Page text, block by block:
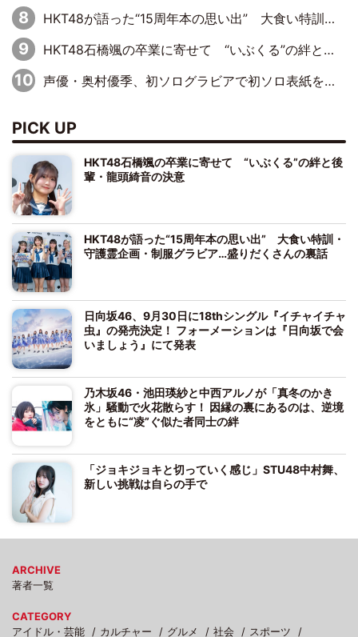
HKT48が語った“15周年本の思い出” 大食い特訓・守護霊企画・制服グラビア…盛りだくさんの裏話
HKT48石橋颯の卒業に寄せて “いぶくる”の絆と後輩・龍頭綺音の決意
声優・奥村優季、初ソログラビアで初ソロ表紙を飾る！ 初めて見せる表情や、声優を志したきっかけなどを語った必読のインタビューを掲載
PICK UP
HKT48石橋颯の卒業に寄せて “いぶくる”の絆と後
輩・龍頭綺音の決意
HKT48が語った“15周年本の思い出” 大食い特訓・
守護霊企画・制服グラビア…盛りだくさんの裏話
日向坂46、9月30日に18thシングル『イチャイチャ
虫』の発売決定！ フォーメーションは『日向坂で会
いましょう』にて発表
乃木坂46・池田瑛紗と中西アルノが「真冬のかき
氷」騒動で火花散らす！ 因縁の裏にあるのは、逆境
をともに“凌”ぐ似た者同士の絆
「ジョキジョキと切っていく感じ」STU48中村舞、
新しい挑戦は自らの手で
ARCHIVE
著者一覧
CATEGORY
アイドル・芸能
カルチャー グルメ 社会 スポーツ